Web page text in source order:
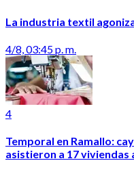
La industria textil
4/8, 03:45 p. m.
4
Temporal en Ramallo:
asistieron a 17 viviendas